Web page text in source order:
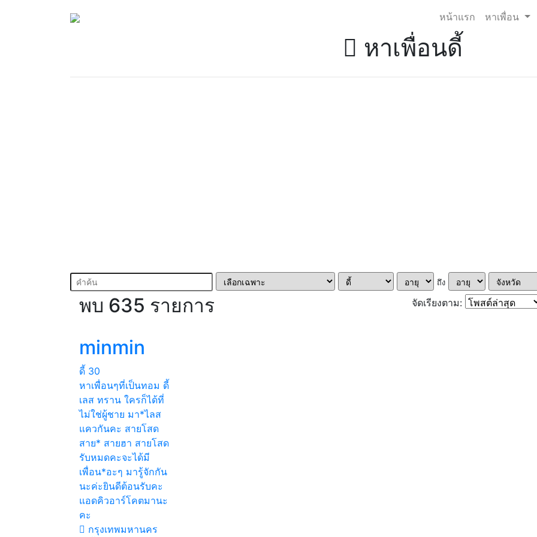
หน้าแรก หาเพื่อน
หาเพื่อนดี้
ถึง
พบ 635 รายการ จัดเรียงตาม:
minmin
ดี้ 30
หาเพื่อนๆที่เป็นทอม ดี้
เลส ทราน ใครก็ได้ที่
ไม่ใช่ผู้ชาย มา*ไลส
แควกันคะ สายโสด
สาย* สายฮา สายโสด
รับหมดคะจะได้มี
เพื่อน*อะๆ มารู้จักกัน
นะค่ะยินดีต้อนรับคะ
แอดคิวอาร์โคตมานะ
คะ
กรุงเทพมหานคร